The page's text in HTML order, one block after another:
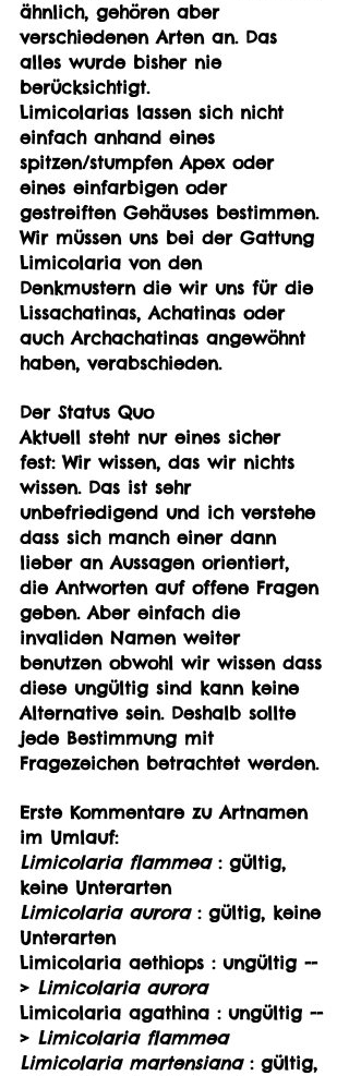
ähnlich, gehören aber
verschiedenen Arten an. Das
alles wurde bisher nie
berücksichtigt.
Limicolarias lassen sich nicht
einfach anhand eines
spitzen/stumpfen Apex oder
eines einfarbigen oder
gestreiften Gehäuses bestimmen.
Wir müssen uns bei der Gattung
Limicolaria von den
Denkmustern die wir uns für die
Lissachatinas, Achatinas oder
auch Archachatinas angewöhnt
haben, verabschieden.
Der Status Quo
Aktuell steht nur eines sicher
fest: Wir wissen, das wir nichts
wissen. Das ist sehr
unbefriedigend und ich verstehe
dass sich manch einer dann
lieber an Aussagen orientiert,
die Antworten auf offene Fragen
geben. Aber einfach die
invaliden Namen weiter
benutzen obwohl wir wissen dass
diese ungültig sind kann keine
Alternative sein. Deshalb sollte
jede Bestimmung mit
Fragezeichen betrachtet werden.
Erste Kommentare zu Artnamen
im Umlauf:
Limicolaria flammea : gültig,
keine Unterarten
Limicolaria aurora : gültig, keine
Unterarten
Limicolaria aethiops : ungültig --
> Limicolaria aurora
Limicolaria agathina : ungültig --
> Limicolaria flammea
Limicolaria martensiana : gültig,